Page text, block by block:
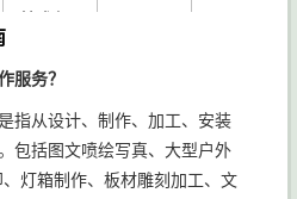
服务？
指从设计、制作、加工、安装
包括图文喷绘写真、大型户外
灯箱制作、板材雕刻加工、文